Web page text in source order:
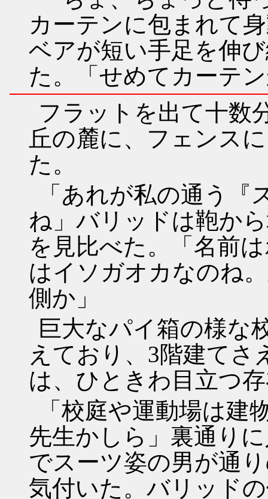
カーテンに包まれて
ベアが短い手足を伸
た。「せめてカーテ
フラットを出て十数
丘の麓に、フェンス
た。
「あれが私の通う
ね」バリッドは鞄か
を見比べた。「名前
はイソガオカなのね
側か」
巨大なパイ箱の様な
えており、3階建てさ
は、ひときわ目立つ
「校庭や運動場は
先生かしら」裏通り
でスーツ姿の男が通
気付いた。バリッド